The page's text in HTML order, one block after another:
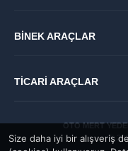
Size daha iyi bir alışveriş
BİNEK ARAÇLAR
TİCARİ ARAÇLAR
OTO MERT
©